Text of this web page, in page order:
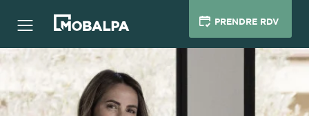
PRENDRE RDV